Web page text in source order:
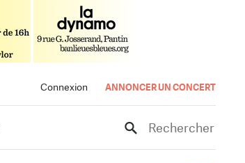
Connexion ANNONCER UN CONCERT
Rechercher